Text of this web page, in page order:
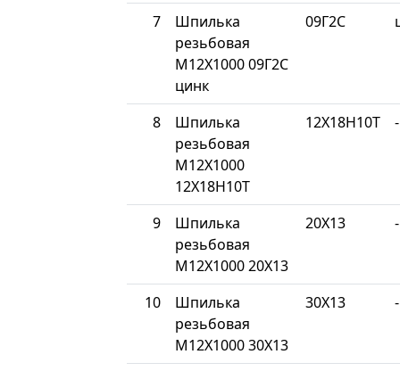
7
Шпилька
резьбовая
М12Х1000 09Г2С
цинк
09Г2С
8
Шпилька
резьбовая
М12Х1000
12Х18Н10Т
12Х18Н10Т -
9
Шпилька
резьбовая
М12Х1000 20Х13
20Х13 -
10
Шпилька
резьбовая
М12Х1000 30Х13
30Х13 -